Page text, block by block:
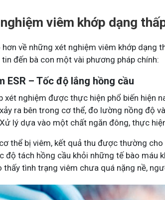
viêm khớp dạng
về những xét nghiệm viêm khớp dạng
đến bà con một vài phương pháp chính:
ESR – Tốc độ lắng hồng cầu
xét nghiệm được thực hiện phổ biến hiện
ra bên trong cơ thể, đo lường nồng độ
lý dựa vào một chất ngăn đông, thực
thể bị viêm, kết quả thu được thường
độ tách hồng cầu khỏi những tế bào máu
thấy tình trạng viêm chưa quá nặng nề,